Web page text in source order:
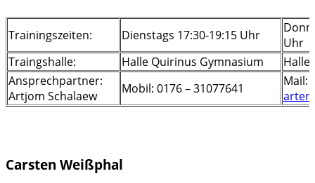
Trainingszeiten: Dienstags 17:30-19:15 Uhr
Uhr
Traingshalle:
Halle Quirinus Gymnasium
Halle
Ansprechpartner:
Artjom Schalaew
Mobil: 0176 – 31077641
Mail:
Carsten Weißphal